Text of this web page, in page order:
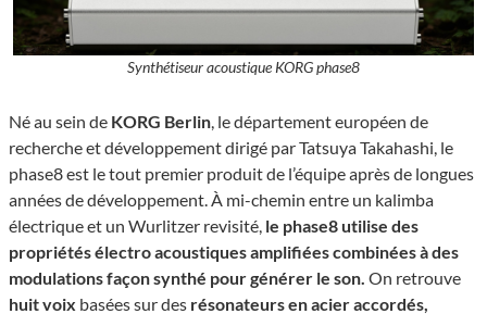
Synthétiseur acoustique KORG phase8
Né au sein de KORG Berlin , le département européen de
recherche et développement dirigé par Tatsuya Takahashi, le
phase8 est le tout premier produit de l’équipe après de longues
années de développement. À mi-chemin entre un kalimba
électrique et un Wurlitzer revisité, le phase8 utilise des
propriétés électro acoustiques amplifiées combinées à des
modulations façon synthé pour générer le son. On retrouve
huit voix basées sur des résonateurs en acier accordés,